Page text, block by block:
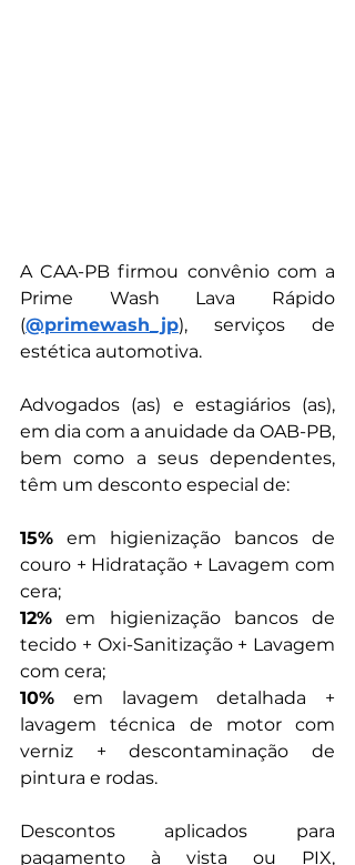
A CAA-PB firmou convênio com a
Prime Wash Lava Rápido
(
@‌primewash_jp), serviços de
estética automotiva.
Advogados (as) e estagiários (as),
em dia com a anuidade da OAB-PB,
bem como a seus dependentes,
têm um desconto especial de:
15% em higienização bancos de
couro + Hidratação + Lavagem com
cera;
12% em higienização bancos de
tecido + Oxi-Sanitização + Lavagem
com cera;
10% em lavagem detalhada +
lavagem técnica de motor com
verniz + descontaminação de
pintura e rodas.
Descontos aplicados para
pagamento à vista ou PIX,